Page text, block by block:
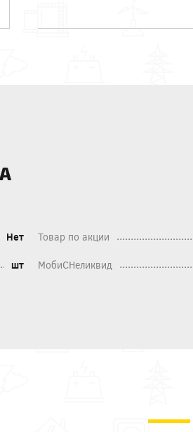
Нет Товар по акции
шт МобиСНеликвид